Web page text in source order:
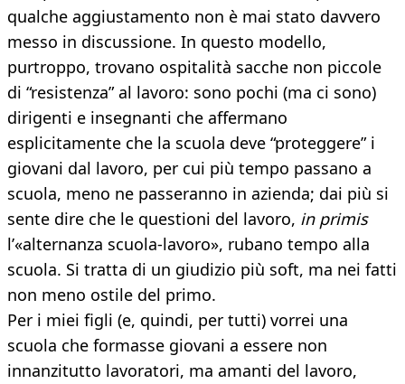
qualche aggiustamento non è mai stato davvero
messo in discussione. In questo modello,
purtroppo, trovano ospitalità sacche non piccole
di “resistenza” al lavoro: sono pochi (ma ci sono)
dirigenti e insegnanti che affermano
esplicitamente che la scuola deve “proteggere” i
giovani dal lavoro, per cui più tempo passano a
scuola, meno ne passeranno in azienda; dai più si
sente dire che le questioni del lavoro, in primis
l’«alternanza scuola-lavoro», rubano tempo alla
scuola. Si tratta di un giudizio più soft, ma nei fatti
non meno ostile del primo.
Per i miei figli (e, quindi, per tutti) vorrei una
scuola che formasse giovani a essere non
innanzitutto lavoratori, ma amanti del lavoro,